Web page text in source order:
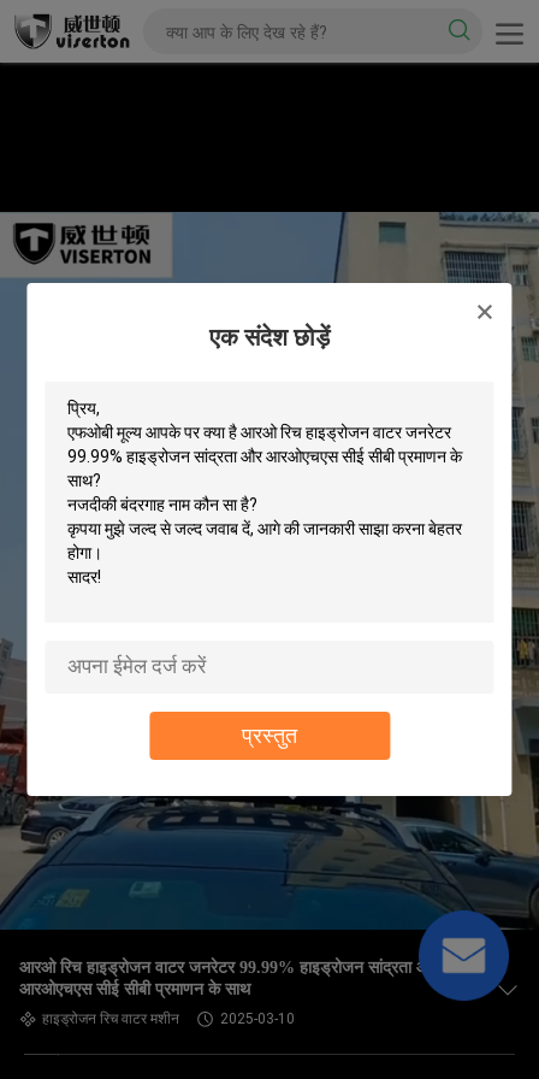
एक संदेश छोड़ें
प्रस्तुत
आरओ रिच हाइड्रोजन वाटर जनरेटर 99.99% हाइड्रोजन सांद्रता और
आरओएचएस सीई सीबी प्रमाणन के साथ
हाइड्रोजन रिच वाटर मशीन 2025-03-10